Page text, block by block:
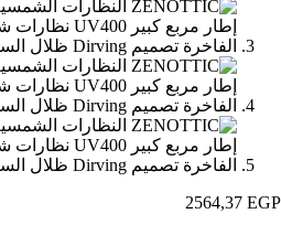
2564,37 EGP